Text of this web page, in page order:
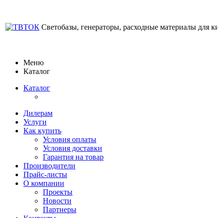
Светобазы, генераторы, расходные материалы для
Меню
Каталог
Каталог
Дилерам
Услуги
Как купить
Условия оплаты
Условия доставки
Гарантия на товар
Производители
Прайс-листы
О компании
Проекты
Новости
Партнеры